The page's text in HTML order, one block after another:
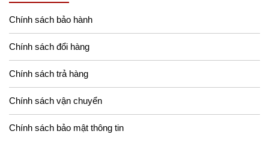
Chính sách bảo hành
Chính sách đổi hàng
Chính sách trả hàng
Chính sách vận chuyển
Chính sách bảo mật thông tin